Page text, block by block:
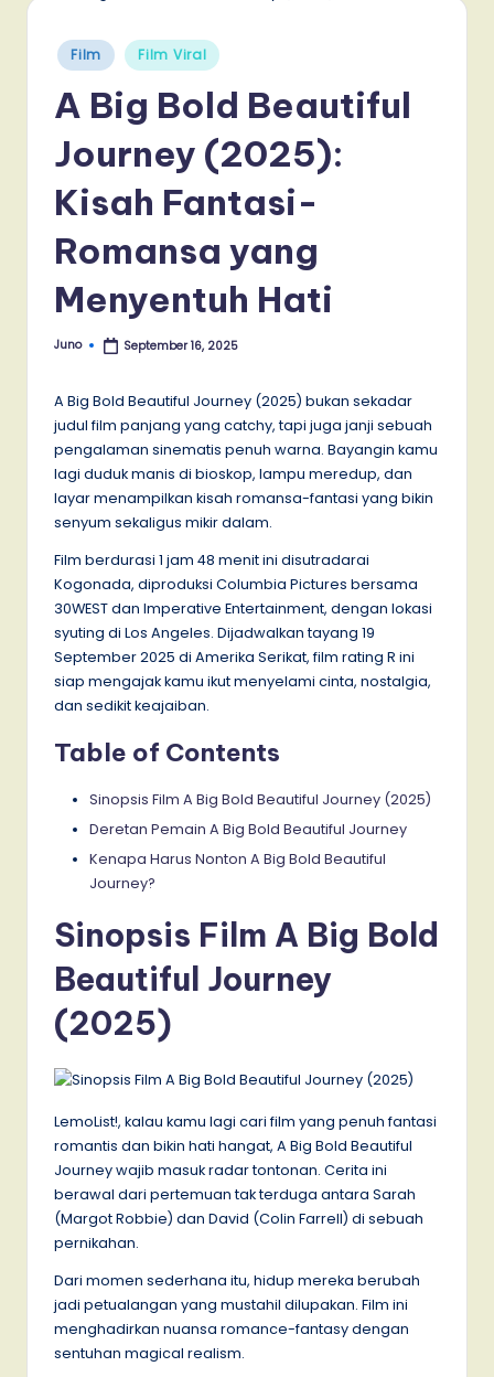
Posted
in
Film Film Viral
A Big Bold Beautiful
Journey (2025):
Kisah Fantasi-
Romansa yang
Menyentuh Hati
Posted
Juno September 16, 2025
A Big Bold Beautiful Journey (2025) bukan sekadar
judul film panjang yang catchy, tapi juga janji sebuah
pengalaman sinematis penuh warna. Bayangin kamu
lagi duduk manis di bioskop, lampu meredup, dan
layar menampilkan kisah romansa-fantasi yang bikin
senyum sekaligus mikir dalam.
Film berdurasi 1 jam 48 menit ini disutradarai
Kogonada, diproduksi Columbia Pictures bersama
30WEST dan Imperative Entertainment, dengan lokasi
syuting di Los Angeles. Dijadwalkan tayang 19
September 2025 di Amerika Serikat, film rating R ini
siap mengajak kamu ikut menyelami cinta, nostalgia,
dan sedikit keajaiban.
Table of Contents
Sinopsis Film A Big Bold Beautiful Journey (2025)
Deretan Pemain A Big Bold Beautiful Journey
Kenapa Harus Nonton A Big Bold Beautiful
Journey?
Sinopsis Film A Big Bold
Beautiful Journey
(2025)
LemoList!, kalau kamu lagi cari film yang penuh fantasi
romantis dan bikin hati hangat, A Big Bold Beautiful
Journey wajib masuk radar tontonan. Cerita ini
berawal dari pertemuan tak terduga antara Sarah
(Margot Robbie) dan David (Colin Farrell) di sebuah
pernikahan.
Dari momen sederhana itu, hidup mereka berubah
jadi petualangan yang mustahil dilupakan. Film ini
menghadirkan nuansa romance-fantasy dengan
sentuhan magical realism.